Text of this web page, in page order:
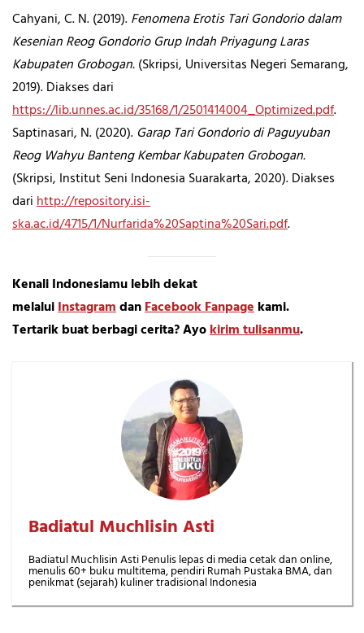
Cahyani, C. N. (2019).Fenomena Erotis Tari Gondorio dalam
Kesenian Reog Gondorio Grup Indah Priyagung Laras
Kabupaten Grobogan.(Skripsi, Universitas Negeri Semarang,
2019). Diakses dari
https://lib.unnes.ac.id/35168/1/2501414004_Optimized.pdf.
Saptinasari, N. (2020). Garap Tari Gondorio di Paguyuban
Reog Wahyu Banteng Kembar Kabupaten Grobogan.
(Skripsi, Institut Seni Indonesia Suarakarta, 2020). Diakses
darihttp://repository.isi-
ska.ac.id/4715/1/Nurfarida%20Saptina%20Sari.pdf.
Kenali Indonesiamu lebih dekat
melaluiInstagramdanFacebook Fanpagekami.
Tertarik buat berbagi cerita? Ayokirim tulisanmu.
Badiatul Muchlisin Asti
Badiatul Muchlisin Asti Penulis lepas di media cetak dan online,
menulis 60+ buku multitema, pendiri Rumah Pustaka BMA, dan
penikmat (sejarah) kuliner tradisional Indonesia